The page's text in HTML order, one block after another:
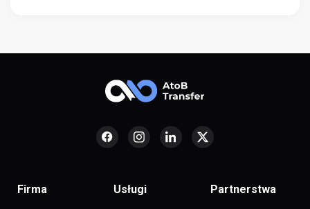
Firma Usługi Partnerstwa